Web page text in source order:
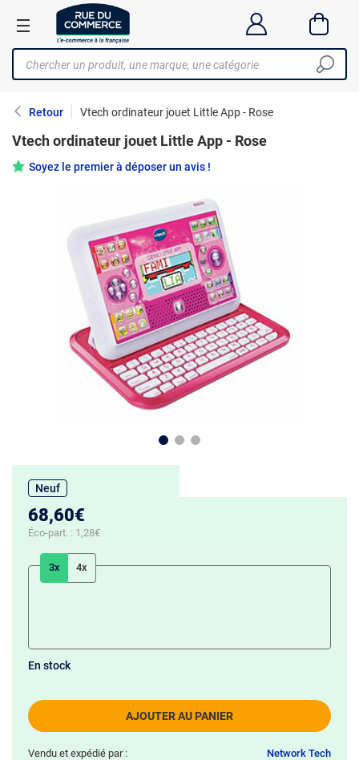
Retour Vtech ordinateur jouet Little App - Rose
Vtech ordinateur jouet Little App - Rose
Soyez le premier à déposer un avis !
Neuf
68,60€
Éco-part. : 1,28€
3x 4x
AJOUTER AU PANIER
En stock
Vendu et expédié par : Network Tech